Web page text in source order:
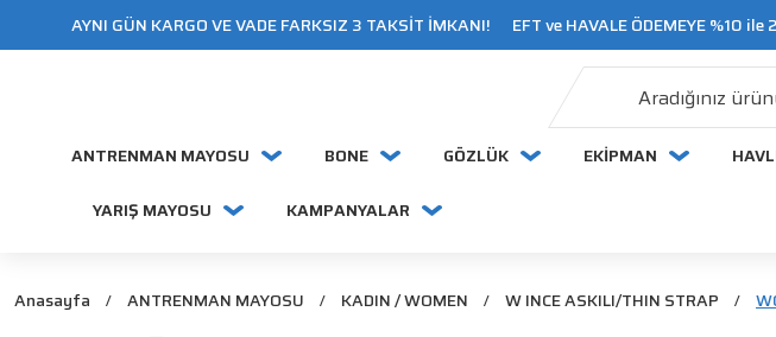
AYNI GÜN KARGO VE VADE FARKSIZ 3 TAKSİT İMKANI! EFT ve HAVALE ÖDEMEYE %10 ile
ANTRENMAN MAYOSU BONE GÖZLÜK EKİPMAN
YARIŞ MAYOSU KAMPANYALAR
Anasayfa ANTRENMAN MAYOSU KADIN / WOMEN W INCE ASKILI/THIN STRAP